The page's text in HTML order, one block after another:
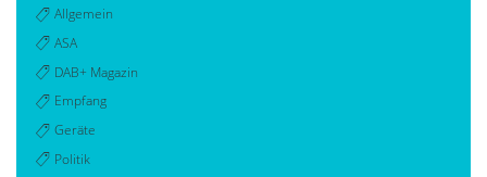
Allgemein
ASA
DAB+ Magazin
Empfang
Geräte
Politik